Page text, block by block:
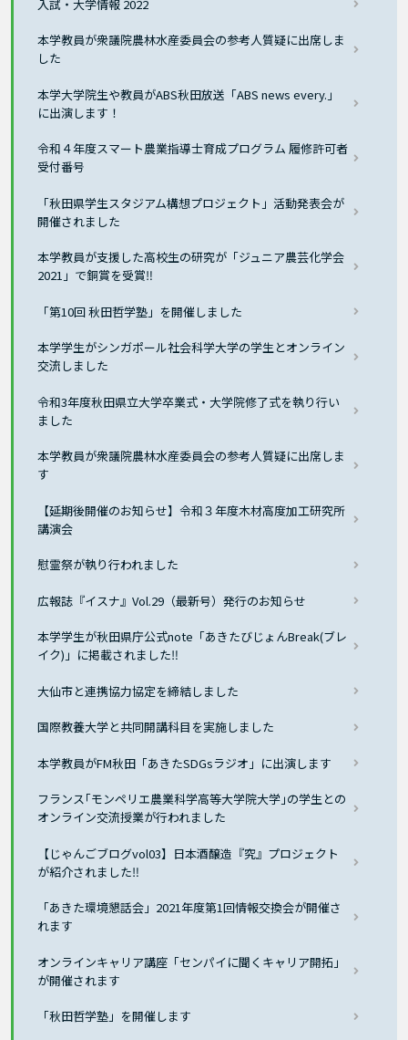
入試・大学情報 2022
本学教員が衆議院農林水産委員会の参考人質疑に出席しま
した
本学大学院生や教員がABS秋田放送「ABS news every.」
に出演します！
令和４年度スマート農業指導士育成プログラム 履修許可者
受付番号
「秋田県学生スタジアム構想プロジェクト」活動発表会が
開催されました
本学教員が支援した高校生の研究が「ジュニア農芸化学会
2021」で銅賞を受賞‼
「第10回 秋田哲学塾」を開催しました
本学学生がシンガポール社会科学大学の学生とオンライン
交流しました
令和3年度秋田県立大学卒業式・大学院修了式を執り行い
ました
本学教員が衆議院農林水産委員会の参考人質疑に出席しま
す
【延期後開催のお知らせ】令和３年度木材高度加工研究所
講演会
慰霊祭が執り行われました
広報誌『イスナ』Vol.29（最新号）発行のお知らせ
本学学生が秋田県庁公式note「あきたびじょんBreak(ブレ
イク)」に掲載されました‼
大仙市と連携協力協定を締結しました
国際教養大学と共同開講科目を実施しました
本学教員がFM秋田「あきたSDGsラジオ」に出演します
フランス｢モンペリエ農業科学高等大学院大学｣の学生との
オンライン交流授業が行われました
【じゃんごブログvol03】日本酒醸造『究』プロジェクト
が紹介されました‼
「あきた環境懇話会」2021年度第1回情報交換会が開催さ
れます
オンラインキャリア講座「センパイに聞くキャリア開拓」
が開催されます
「秋田哲学塾」を開催します